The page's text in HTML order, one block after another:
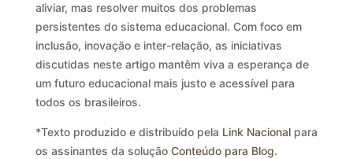
aliviar, mas resolver muitos dos problemas
persistentes do sistema educacional. Com foco em
inclusão, inovação e inter-relação, as iniciativas
discutidas neste artigo mantêm viva a esperança de
um futuro educacional mais justo e acessível para
todos os brasileiros.
*Texto produzido e distribuído pela Link Nacionalpara
os assinantes da solução Conteúdo para Blog.